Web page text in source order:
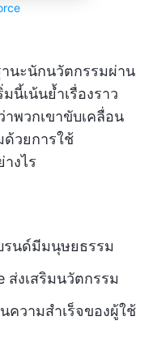
นะนักนวัตกรรมผ่าน
นี้เน้นย้ำเรื่องราว
าพวกเขาขับเคลื่อน
ด้วยการใช้
งไร
รนด์มีมนุษยธรรม
ส่งเสริมนวัตกรรม
ความสำเร็จของผู้ใช้